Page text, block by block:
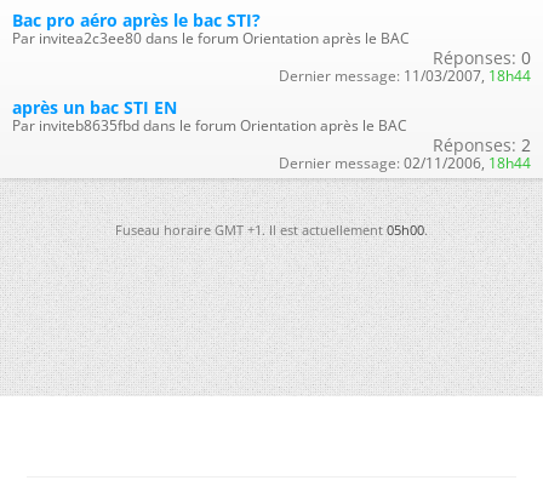
Bac pro aéro après le bac STI?
Par invitea2c3ee80 dans le forum Orientation après le BAC
Réponses: 0
Dernier message: 11/03/2007, 18h44
après un bac STI EN
Par inviteb8635fbd dans le forum Orientation après le BAC
Réponses: 2
Dernier message: 02/11/2006, 18h44
Fuseau horaire GMT +1. Il est actuellement05h00.